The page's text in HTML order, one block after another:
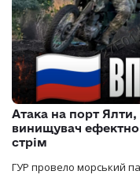
Атака на порт
винищувач
стрім
ГУР провело морський